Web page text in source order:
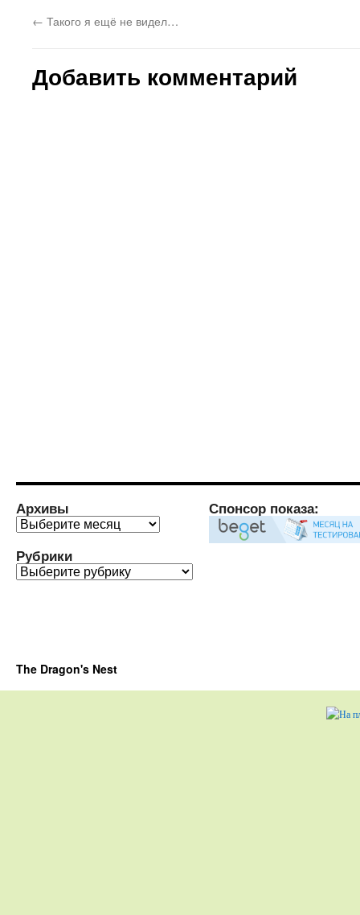
← Такого я ещё не видел…
Добавить комментарий
Архивы
Архивы
Рубрики
Рубрики
Спонсор показа:
The Dragon's Nest